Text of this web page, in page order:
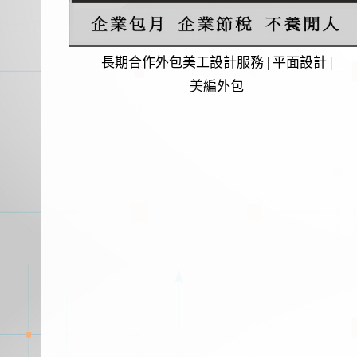
長期合作外包美工設計服務 | 平面設計 |
美編外包